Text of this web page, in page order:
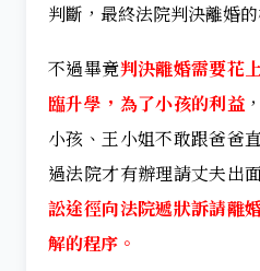
判斷，最終法院判決離婚
不過畢竟判決離婚需要花
臨升學，為了小孩的利益
小孩、王小姐不敢跟爸爸
過法院才有辦理請丈夫出
訟途徑向法院遞狀訴請離
解的程序。